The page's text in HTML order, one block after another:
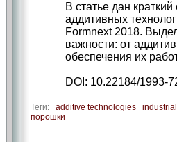
В статье дан
аддитивных
Formnext 2018.
важности: от
обеспечения их
DOI: 10.22184/1993-
Теги: additive technologies
порошки